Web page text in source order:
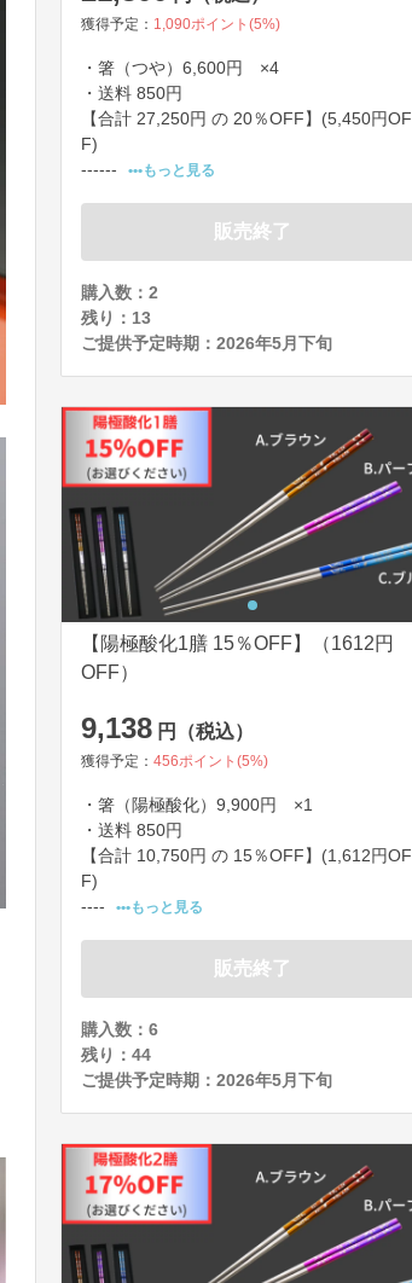
獲得予定： 1,090ポイント(5%)
・箸（つや）6,600円　×4
・送料 850円
【合計 27,250円 の 20％OFF】(5,450円OF
F)
------
•••もっと見る
販売終了
購入数：2
残り： 13
ご提供予定時期： 2026年5月下旬
【陽極酸化1膳 15％OFF】（1612円
OFF）
9,138 円（税込）
獲得予定： 456ポイント(5%)
・箸（陽極酸化）9,900円　×1
・送料 850円
【合計 10,750円 の 15％OFF】(1,612円OF
F)
----
•••もっと見る
販売終了
購入数：6
残り： 44
ご提供予定時期： 2026年5月下旬